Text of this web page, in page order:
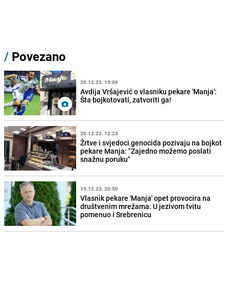
/ Povezano
20.12.23. 19:06
Avdija Vršajević o vlasniku pekare 'Manja':
Šta bojkotovati, zatvoriti ga!
20.12.23. 12:23
Žrtve i svjedoci genocida pozivaju na bojkot
pekare Manja: "Zajedno možemo poslati
snažnu poruku"
19.12.23. 20:50
Vlasnik pekare 'Manja' opet provocira na
društvenim mrežama: U jezivom tvitu
pomenuo i Srebrenicu